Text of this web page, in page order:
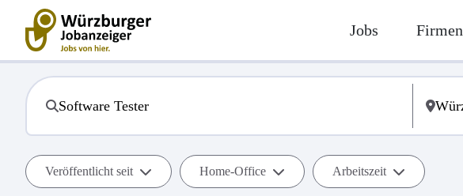
Jobs Firmen
Veröffentlicht seit Home-Office Arbeitszeit